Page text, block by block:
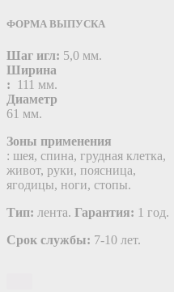
ФОРМА ВЫПУСКА
Шаг игл: 5,0 мм.
Ширина
: 111 мм.
Диаметр
61 мм.
Зоны применения
: шея, спина, грудная клетка,
живот, руки, поясница,
ягодицы, ноги, стопы.
Тип: лента. Гарантия: 1 год.
Срок службы: 7-10 лет.